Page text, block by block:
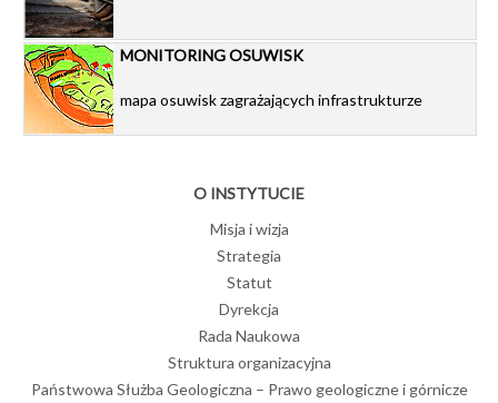
MONITORING OSUWISK
mapa osuwisk zagrażających infrastrukturze
O INSTYTUCIE
Misja i wizja
Strategia
Statut
Dyrekcja
Rada Naukowa
Struktura organizacyjna
Państwowa Służba Geologiczna – Prawo geologiczne i górnicze